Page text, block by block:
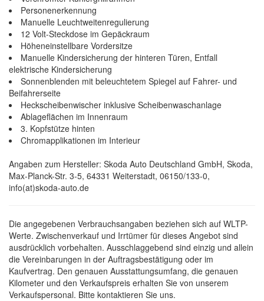
Personenerkennung
Manuelle Leuchtweitenregulierung
12 Volt-Steckdose im Gepäckraum
Höheneinstellbare Vordersitze
Manuelle Kindersicherung der hinteren Türen, Entfall
elektrische Kindersicherung
Sonnenblenden mit beleuchtetem Spiegel auf Fahrer- und
Beifahrerseite
Heckscheibenwischer inklusive Scheibenwaschanlage
Ablageflächen im Innenraum
3. Kopfstütze hinten
Chromapplikationen im Interieur
Angaben zum Hersteller: Skoda Auto Deutschland GmbH, Skoda,
Max-Planck-Str. 3-5, 64331 Weiterstadt, 06150/133-0,
info(at)skoda-auto.de
Die angegebenen Verbrauchsangaben beziehen sich auf WLTP-
Werte. Zwischenverkauf und Irrtümer für dieses Angebot sind
ausdrücklich vorbehalten. Ausschlaggebend sind einzig und allein
die Vereinbarungen in der Auftragsbestätigung oder im
Kaufvertrag. Den genauen Ausstattungsumfang, die genauen
Kilometer und den Verkaufspreis erhalten Sie von unserem
Verkaufspersonal. Bitte kontaktieren Sie uns.